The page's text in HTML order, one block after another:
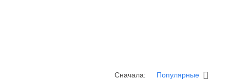
Сначала:
Популярные